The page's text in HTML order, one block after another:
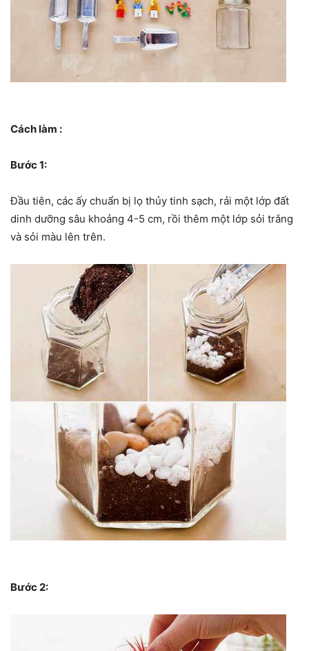
Cách làm :
Bước 1:
Đầu tiên, các ấy chuẩn bị lọ thủy tinh sạch, rải một lớp đất
dinh dưỡng sâu khoảng 4-5 cm, rồi thêm một lớp sỏi trắng
và sỏi màu lên trên.
Bước 2: